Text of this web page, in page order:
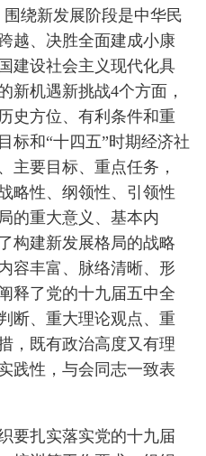
绕新发展阶段是中华民
越、决胜全面建成小康
建设社会主义现代化具
新机遇新挑战4个方面，
史方位、有利条件和重
标和“十四五”时期经济社
主要目标、重点任务，
略性、纲领性、引领性
的重大意义、基本内
构建新发展格局的战略
容丰富、脉络清晰、形
释了党的十九届五中全
断、重大理论观点、重
，既有政治高度又有理
践性，与会同志一致表
要扎实落实党的十九届